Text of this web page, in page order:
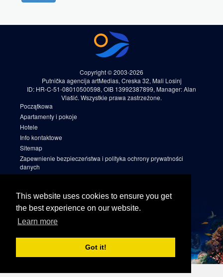
This website uses cookies to ensure you get
the best experience on our website.
Learn more
Got it!
Copyright © 2003-2026
Putnička agencija artMedias, Creska 32, Mali Losinj
ID: HR-C-51-08010500598, OIB 13992387899, Manager: Alan
Vlašić. Wszystkie prawa zastrzeżone.
Początkowa
Apartamenty i pokoje
Hotele
Info kontaktowe
Sitemap
Zapewnienie bezpieczeństwa i polityka ochrony prywatności
danych
Warunki rezerwacji
Sitemap 2
Facebook
Instagram
Linkedin